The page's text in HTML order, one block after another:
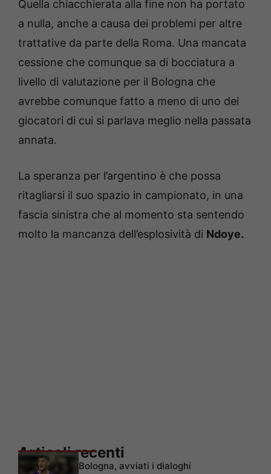
Quella chiacchierata alla fine non ha portato
a nulla, anche a causa dei problemi per altre
trattative da parte della Roma. Una mancata
cessione che comunque sa di bocciatura a
livello di valutazione per il Bologna che
avrebbe comunque fatto a meno di uno dei
giocatori di cui si parlava meglio nella passata
annata.
La speranza per l’argentino è che possa
ritagliarsi il suo spazio in campionato, in una
fascia sinistra che al momento sta sentendo
molto la mancanza dell’esplosività di Ndoye.
Articoli recenti
Bologna, avviati i dialoghi